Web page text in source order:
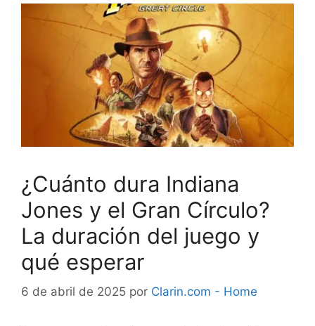
¿Cuánto dura Indiana
Jones y el Gran Círculo?
La duración del juego y
qué esperar
6 de abril de 2025 por Clarin.com - Home